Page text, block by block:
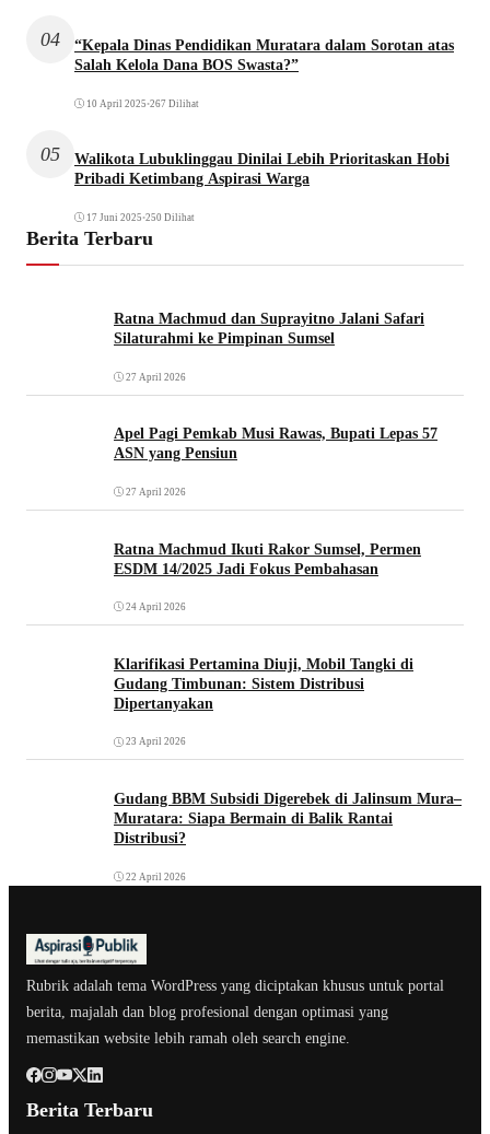
04
“Kepala Dinas Pendidikan Muratara dalam Sorotan atas
Salah Kelola Dana BOS Swasta?”
10 April 2025 •267 Dilihat
05
Walikota Lubuklinggau Dinilai Lebih Prioritaskan Hobi
Pribadi Ketimbang Aspirasi Warga
17 Juni 2025 •250 Dilihat
Berita Terbaru
Ratna Machmud dan Suprayitno Jalani Safari
Silaturahmi ke Pimpinan Sumsel
27 April 2026
Apel Pagi Pemkab Musi Rawas, Bupati Lepas 57
ASN yang Pensiun
27 April 2026
Ratna Machmud Ikuti Rakor Sumsel, Permen
ESDM 14/2025 Jadi Fokus Pembahasan
24 April 2026
Klarifikasi Pertamina Diuji, Mobil Tangki di
Gudang Timbunan: Sistem Distribusi
Dipertanyakan
23 April 2026
Gudang BBM Subsidi Digerebek di Jalinsum Mura–
Muratara: Siapa Bermain di Balik Rantai
Distribusi?
22 April 2026
Rubrik adalah tema WordPress yang diciptakan khusus untuk portal
berita, majalah dan blog profesional dengan optimasi yang
memastikan website lebih ramah oleh search engine.
Berita Terbaru